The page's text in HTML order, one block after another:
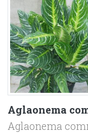
Aglaonema
Aglaonema